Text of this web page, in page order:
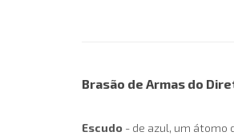
Brasão de Armas do
Escudo - de azul, um átomo